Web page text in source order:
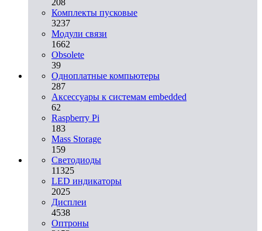
Комплекты пусковые
3237
Модули связи
1662
Obsolete
39
Одноплатные компьютеры
287
Аксессуары к системам embedded
62
Raspberry Pi
183
Mass Storage
159
Светодиоды
11325
LED индикаторы
2025
Дисплеи
4538
Оптроны